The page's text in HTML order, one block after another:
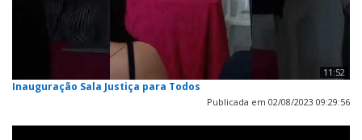
11:52
Inauguração Sala Justiça para Todos
Publicada em 02/08/2023 09:29:56